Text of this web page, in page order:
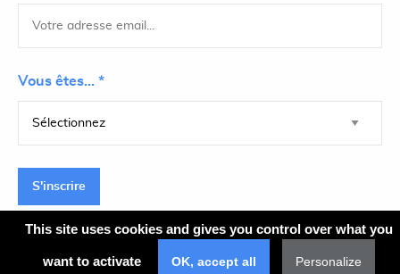
Vous êtes... *
S'inscrire
This site uses cookies and gives you control over what you
want to activate OK, accept all Personalize